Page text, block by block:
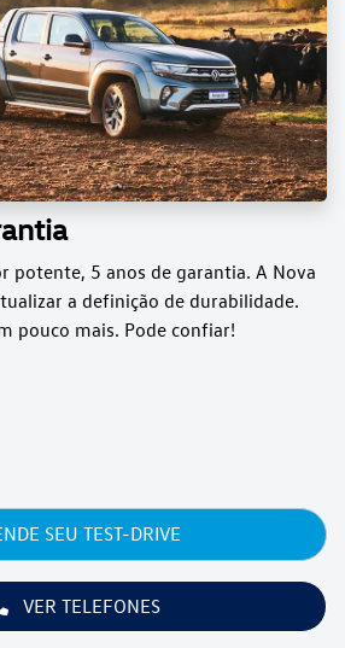
potente, 5 anos de garantia. A Nova
a definição de durabilidade.
pouco mais. Pode confiar!
VER TELEFONES
SEU TEST-DRIVE